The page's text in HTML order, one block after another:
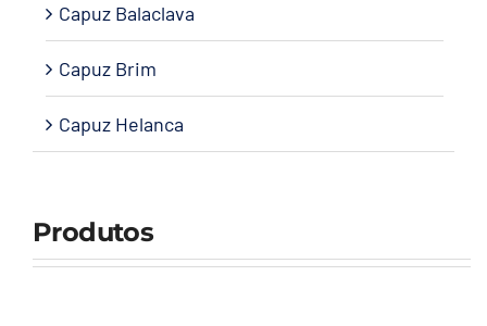
Produtos
Capuz Balaclava
Capuz Brim
Capuz Helanca